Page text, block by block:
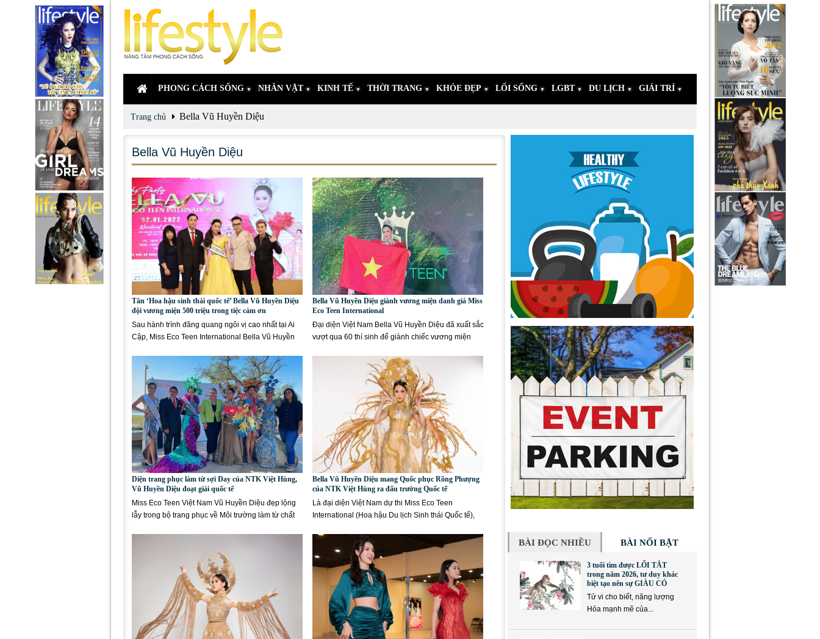
PHONG CÁCH SỐNG NHÂN VẬT KINH TẾ THỜI TRANG KHỎE ĐẸP LỐI SỐNG LGBT DU LỊCH GIẢI TRÍ
Trang chủ Bella Vũ Huyền Diệu
Bella Vũ Huyền Diệu
Tân ‘Hoa hậu sinh thái quốc tế’ Bella Vũ Huyền Diệu
đội vương miện 500 triệu trong tiệc cảm ơn
Sau hành trình đăng quang ngôi vị cao nhất tại Ai
Cập, Miss Eco Teen International Bella Vũ Huyền
Bella Vũ Huyền Diệu giành vương miện danh giá Miss
Eco Teen International
Đại diện Việt Nam Bella Vũ Huyền Diệu đã xuất sắc
vượt qua 60 thí sinh để giành chiếc vương miện
Diện trang phục làm từ sợi Đay của NTK Việt Hùng,
Vũ Huyền Diệu đoạt giải quốc tế
Miss Eco Teen Việt Nam Vũ Huyền Diệu đẹp lộng
lẫy trong bộ trang phục về Môi trường làm từ chất
Bella Vũ Huyền Diệu mang Quốc phục Rồng Phượng
của NTK Việt Hùng ra đấu trường Quốc tế
Là đại diện Việt Nam dự thi Miss Eco Teen
International (Hoa hậu Du lịch Sinh thái Quốc tế),
BÀI ĐỌC NHIỀU BÀI NỔI BẬT
3 tuổi tìm được LỐI TẮT
trong năm 2026, tư duy khác
biệt tạo nên sự GIÀU CÓ
Tử vi cho biết, năng lượng
Hỏa mạnh mẽ của...